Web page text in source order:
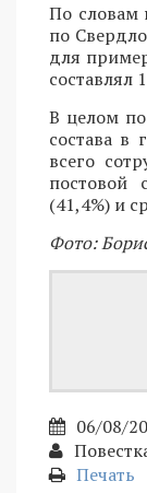
По словам
по
для
составлял
В целом
состава в
всего
постовой
(41,4%) и
Фото:
06/08/
Печать